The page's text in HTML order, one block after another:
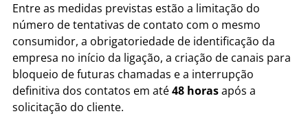
Entre as medidas previstas estão a limitação do
número de tentativas de contato com o mesmo
consumidor, a obrigatoriedade de identificação da
empresa no início da ligação, a criação de canais para
bloqueio de futuras chamadas e a interrupção
definitiva dos contatos em até48 horasapós a
solicitação do cliente.